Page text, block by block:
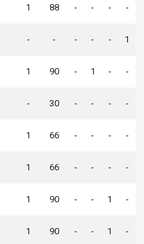
1 88 - - - -
- - - - - 1
1 90 - 1 - -
- 30 - - - -
1 66 - - - -
1 66 - - - -
1 90 - - 1 -
1 90 - - 1 -